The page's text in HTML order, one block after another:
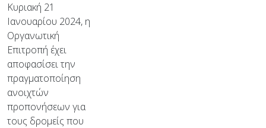
Κυριακή 21
Ιανουαρίου 2024, η
Οργανωτική
Επιτροπή έχει
αποφασίσει την
πραγματοποίηση
ανοιχτών
προπονήσεων για
τους δρομείς που